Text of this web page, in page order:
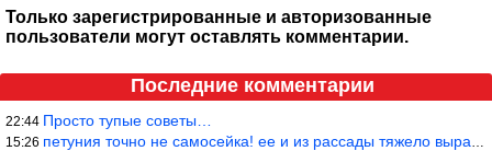
Только зарегистрированные и авторизованные
пользователи могут оставлять комментарии.
Последние комментарии
22:44 Просто тупые советы…
15:26 петуния точно не самосейка! ее и из рассады тяжело вырастить!